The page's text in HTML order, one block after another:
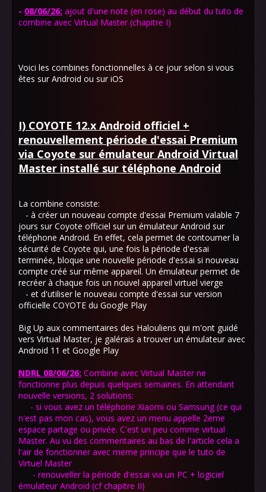
- 08/06/26: ajout d'une note (en rose) au début du tuto de
combine avec Virtual Master (chapitre I)
Voici les combines fonctionnelles à ce jour selon si vous
êtes sur Android ou sur iOS
I) COYOTE 12.x Android officiel +
renouvellement période d'essai Premium
via Coyote sur émulateur Android Virtual
Master installé sur téléphone Android
La combine consiste:
- à créer un nouveau compte d'essai Premium valable 7
jours sur Coyote officiel sur un émulateur Android sur
téléphone Android. En effet, cela permet de contourner la
sécurité de Coyote qui, une fois la période d'essai
terminée, bloque une nouvelle période d'essai si nouveau
compte créé sur même appareil. Un émulateur permet de
recréer à chaque fois un nouvel appareil virtuel vierge
- et d'utiliser le nouveau compte d'essai sur version
officielle COYOTE du Google Play
Big Up aux commentaires des Halouliens qui m'ont guidé
vers Virtual Master, je galérais a trouver un émulateur avec
Android 11 et Google Play
NDRL 08/06/26: Combine avec Virtual Master ne
fonctionne plus depuis quelques semaines. En attendant
nouvelle versions, 2 solutions:
- si vous avez un téléphone Xiaomi ou Samsung (ce qui
n'est pas mon cas), vous avez un menu appelle 2eme
espace partage ou privée. C'est un peu comme virtual
Master. Au vu des commentaires au bas de l'article cela a
l'air de fonctionner avec meme principe que le tuto de
Virtuel Master
- renouveller la période d'essai via un PC + logiciel
émulateur Android (cf chapitre II)